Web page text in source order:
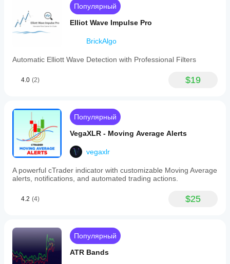
Популярный
Elliot Wave Impulse Pro
BrickAlgo
Automatic Elliott Wave Detection with Professional Filters
4.0 (2) $19
Популярный
VegaXLR - Moving Average Alerts
vegaxlr
A powerful cTrader indicator with customizable Moving Average
alerts, notifications, and automated trading actions.
4.2 (4) $25
Популярный
ATR Bands